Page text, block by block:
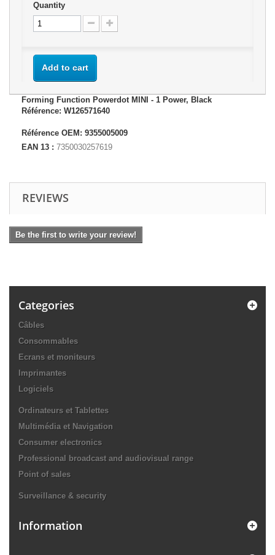
Quantity
Add to cart
Forming Function Powerdot MINI - 1 Power, Black
Référence: W126571640
Référence OEM: 9355005009
EAN 13 : 7350030257619
REVIEWS
Be the first to write your review!
Categories
Câbles
Consommables
Ecrans et moniteurs
Imprimantes
Logiciels
Ordinateurs et Tablettes
Multimédia et Navigation
Consumer electronics
Professional broadcast and audiovisual range
Point of sales
Surveillance & security
Information